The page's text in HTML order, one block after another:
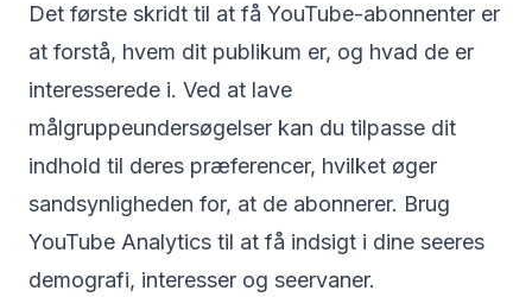
Det første skridt til at få YouTube-abonnenter er
at forstå, hvem dit publikum er, og hvad de er
interesserede i. Ved at lave
målgruppeundersøgelser kan du tilpasse dit
indhold til deres præferencer, hvilket øger
sandsynligheden for, at de abonnerer. Brug
YouTube Analytics til at få indsigt i dine seeres
demografi, interesser og seervaner.